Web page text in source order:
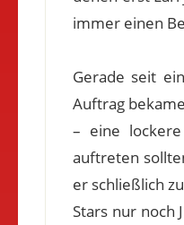
immer einen
Gerade seit
Auftrag
– eine
auftreten
er schließlich
Stars nur noch